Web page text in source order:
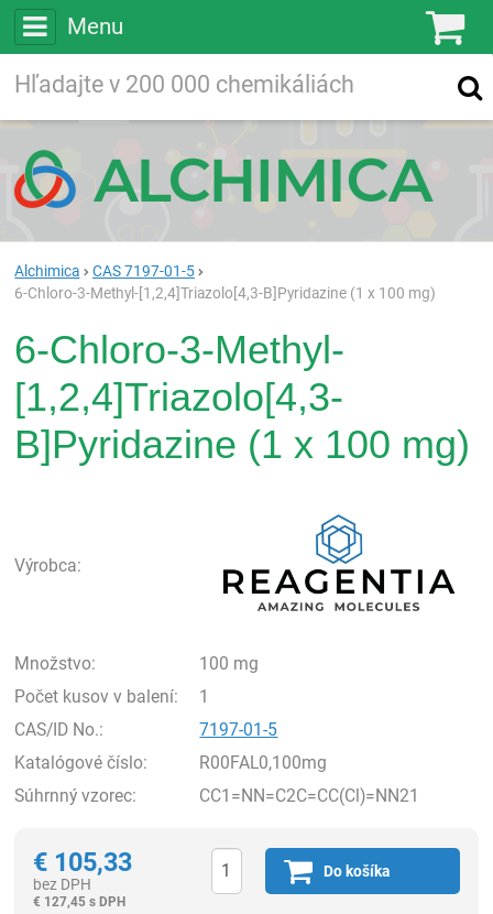
Menu
Vyhľadávanie
Alchimica
CAS 7197-01-5
6-Chloro-3-Methyl-[1,2,4]Triazolo[4,3-B]Pyridazine (1 x 100 mg)
6-Chloro-3-Methyl-
[1,2,4]Triazolo[4,3-
B]Pyridazine (1 x 100 mg)
Výrobca:
Množstvo:
100 mg
Počet kusov v balení:
1
CAS/ID No.:
7197-01-5
Katalógové číslo:
R00FAL0,100mg
Súhrnný vzorec:
CC1=NN=C2C=CC(Cl)=NN21
€ 105,33
bez DPH
€ 127,45 s DPH
Do košíka